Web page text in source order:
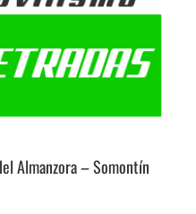
Almanzora – Somontín